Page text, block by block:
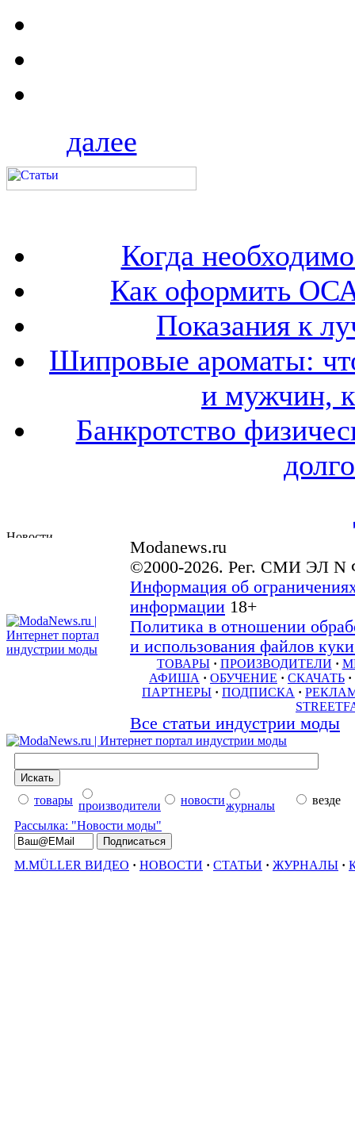
далее
Когда
Как оформить
Показания к
Шипровые ароматы:
и мужчин,
Банкротство
Modanews.ru
©2000-2026. Рег. СМИ ЭЛ N
Информация об
информации 18+
Политика в отношении
и использования файлов
ТОВАРЫ · ПРОИЗВОДИТЕЛИ ·
АФИША · ОБУЧЕНИЕ · СКАЧАТЬ ·
ПАРТНЕРЫ · ПОДПИСКА ·
Все статьи индустрии моды
товары производители новостижурналы
везде
Рассылка: "Новости моды"
M.MÜLLER ВИДЕО · НОВОСТИ · СТАТЬИ · ЖУРНАЛЫ ·